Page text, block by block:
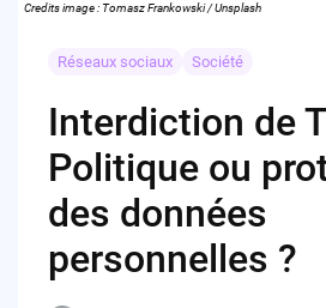
Credits image : Tomasz Frankowski / Unsplash
Réseaux sociaux Société
Interdiction de
Politique ou
des données
personnelles ?